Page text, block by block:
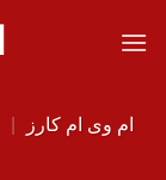
ام وی ام کارز